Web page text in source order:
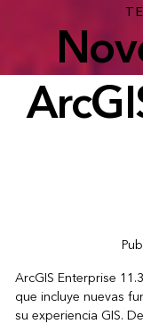
ArcGIS Enterprise
que incluye nuevas
su experiencia GIS.